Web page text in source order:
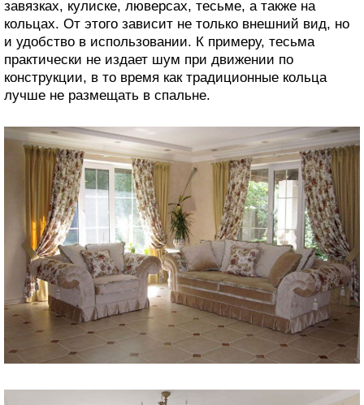
завязках, кулиске, люверсах, тесьме, а также на
кольцах. От этого зависит не только внешний вид, но
и удобство в использовании. К примеру, тесьма
практически не издает шум при движении по
конструкции, в то время как традиционные кольца
лучше не размещать в спальне.